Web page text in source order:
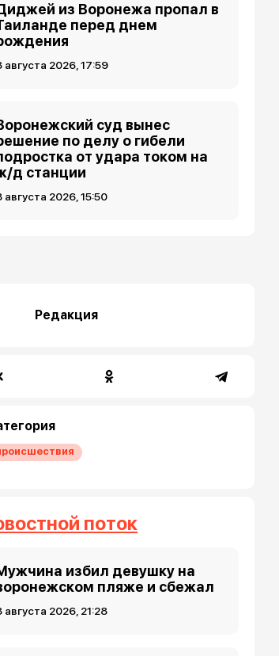
из Воронежа пропал в
перед днем
августа 2026, 17:59
суд вынес
по делу о гибели
от удара током на
д станции
августа 2026, 15:50
Редакция
поток
избил девушку на
пляже и сбежал
августа 2026, 21:28